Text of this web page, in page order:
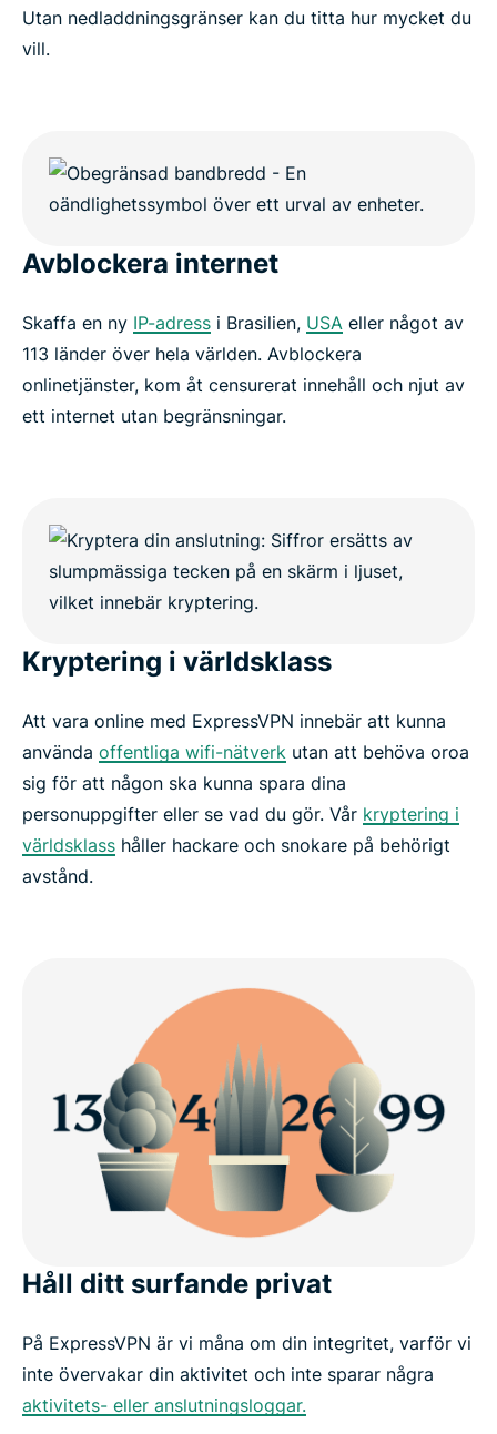
Utan nedladdningsgränser kan du titta hur mycket du
vill.
Avblockera internet
Skaffa en ny IP-adress i Brasilien, USA eller något av
113 länder över hela världen. Avblockera
onlinetjänster, kom åt censurerat innehåll och njut av
ett internet utan begränsningar.
Kryptering i världsklass
Att vara online med ExpressVPN innebär att kunna
använda offentliga wifi-nätverk utan att behöva oroa
sig för att någon ska kunna spara dina
personuppgifter eller se vad du gör. Vår kryptering i
världsklass håller hackare och snokare på behörigt
avstånd.
Håll ditt surfande privat
På ExpressVPN är vi måna om din integritet, varför vi
inte övervakar din aktivitet och inte sparar några
aktivitets- eller anslutningsloggar.